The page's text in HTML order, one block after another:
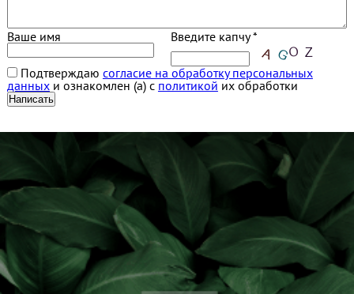
Ваше имя Введите капчу *
Подтверждаю согласие на обработку персональных
данныхи ознакомлен (а) с политикой их обработки